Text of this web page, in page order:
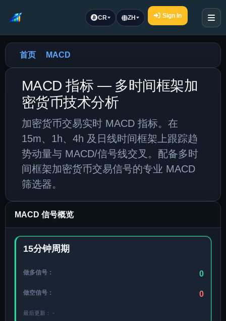
CR ZH Sign In
首页 MACD
MACD 指标 — 多时间框架加
密货币技术分析
加密货币交易实时 MACD 指标。在
15m、1h、4h 及日线时间框架上跟踪趋
势动量与 MACD/信号线交叉。配备多时
间框架加密货币交易信号的专业 MACD
筛选器。
MACD 信号概览
15分钟周期
做多信号： 0
做空信号： 0
最后更新： -